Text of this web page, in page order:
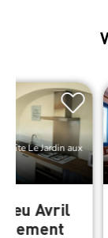
Gîte Le Jardin aux
Avril